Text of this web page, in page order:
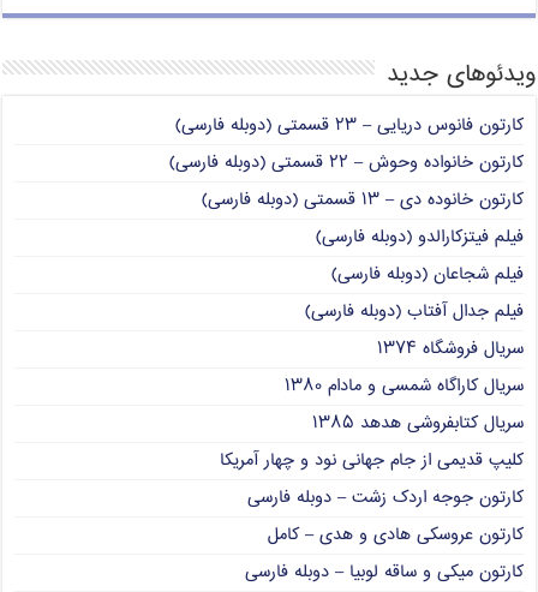
ویدئوهای جدید
کارتون فانوس دریایی – ۲۳ قسمتی (دوبله فارسی)
کارتون خانواده وحوش – ۲۲ قسمتی (دوبله فارسی)
کارتون خانوده دی – ۱۳ قسمتی (دوبله فارسی)
فیلم فیتزکارالدو (دوبله فارسی)
فیلم شجاعان (دوبله فارسی)
فیلم جدال آفتاب (دوبله فارسی)
سریال فروشگاه ۱۳۷۴
سریال کاراگاه شمسی و مادام ۱۳۸۰
سریال کتابفروشی هدهد ۱۳۸۵
کلیپ قدیمی از جام جهانی نود و چهار آمریکا
کارتون جوجه اردک زشت – دوبله فارسی
کارتون عروسکی هادی و هدی – کامل
کارتون میکی و ساقه لوبیا – دوبله فارسی